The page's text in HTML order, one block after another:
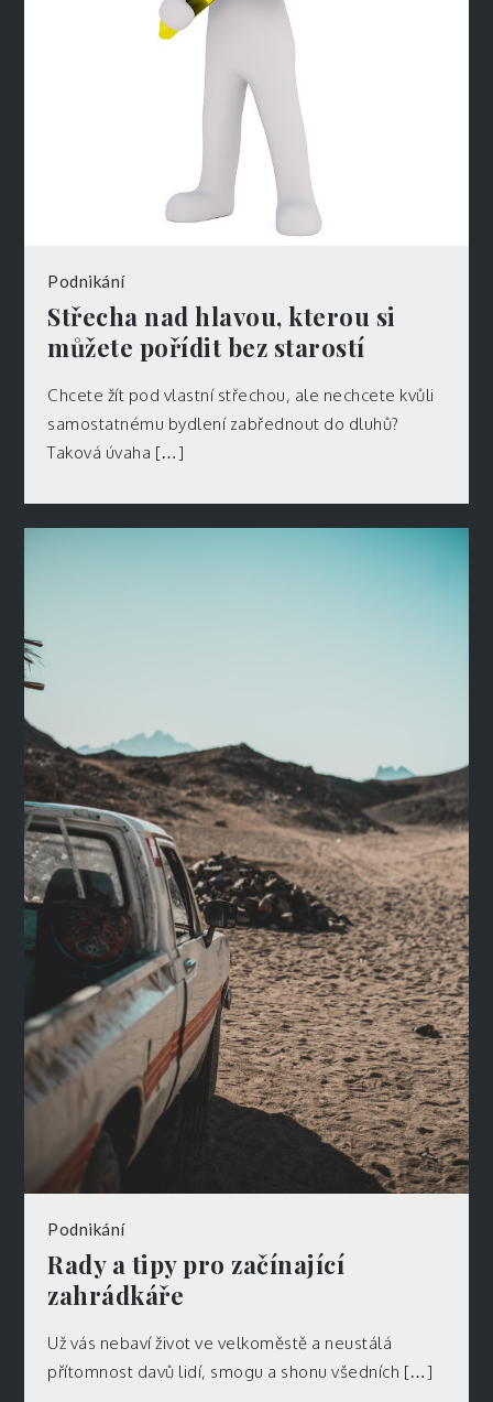
Podnikání
Střecha nad hlavou, kterou si
můžete pořídit bez starostí
Chcete žít pod vlastní střechou, ale nechcete kvůli
samostatnému bydlení zabřednout do dluhů?
Taková úvaha […]
Podnikání
Rady a tipy pro začínající
zahrádkáře
Už vás nebaví život ve velkoměstě a neustálá
přítomnost davů lidí, smogu a shonu všedních […]